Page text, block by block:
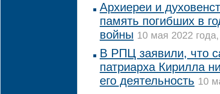
Архиереи и
память погибших в
войны 10 мая 2022
В РПЦ заявили, что
патриарха Кирилла
его деятельность 10